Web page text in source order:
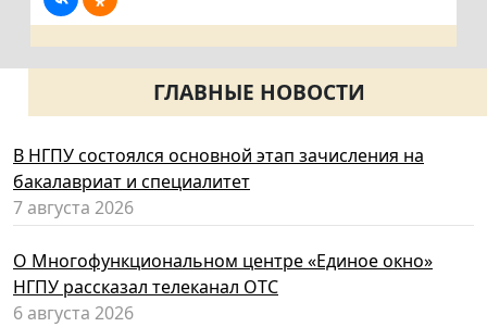
ГЛАВНЫЕ НОВОСТИ
В НГПУ состоялся основной этап зачисления на
бакалавриат и специалитет
7 августа 2026
О Многофункциональном центре «Единое окно»
НГПУ рассказал телеканал ОТС
6 августа 2026